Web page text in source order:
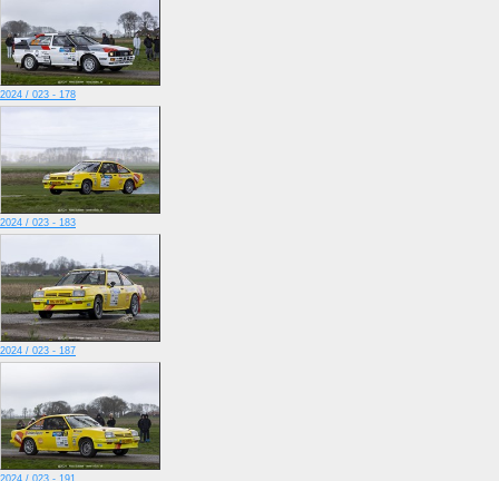
2024 / 023 - 178
2024 / 023 - 183
2024 / 023 - 187
2024 / 023 - 191